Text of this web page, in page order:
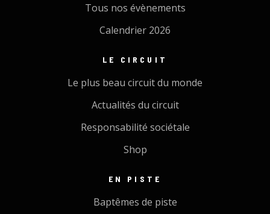
Tous nos évènements
Calendrier 2026
LE CIRCUIT
Le plus beau circuit du monde
Actualités du circuit
Responsabilité sociétale
Shop
EN PISTE
Baptêmes de piste